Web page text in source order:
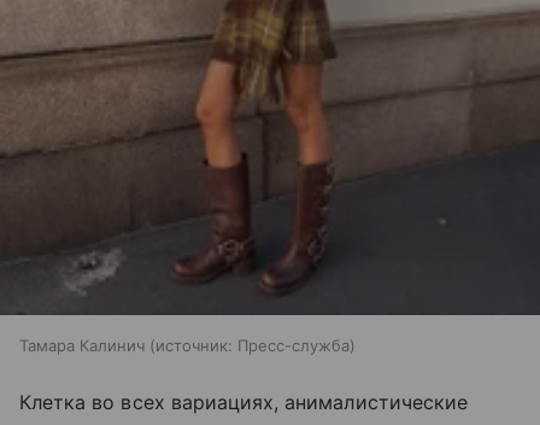
Тамара Калинич источник: Пресс-служба
Клетка во всех вариациях, анималистические